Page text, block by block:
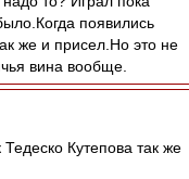
появились
же и присел.Но это не
вина вообще.
Тедеско Кутепова так же